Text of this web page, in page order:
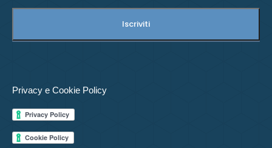
Privacy e Cookie Policy